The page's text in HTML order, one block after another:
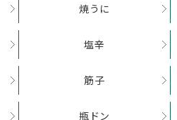
焼うに
塩辛
筋子
瓶ドン